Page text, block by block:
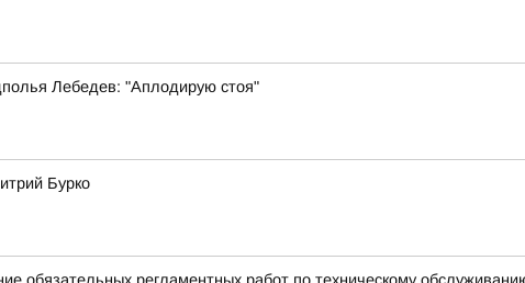
Лебедев: "Аплодирую стоя"
Бурко